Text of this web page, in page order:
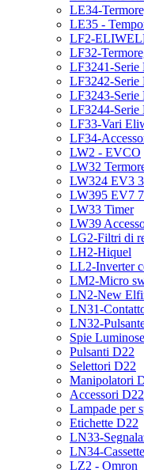
LE34-
LE35 -
LF2-
LF32-
LF3241-Serie
LF3242-
LF3243-
LF3244-Serie
LF33-Vari
LF34-
LW2 - EVCO
LW32
LW324 EV3
LW395 EV7
LW33 Timer
LW39
LG2-Filtri di
LH2-Hiquel
LL2-Inverter
LM2-Micro
LN2-New
LN31-
LN32-
Spie
Pulsanti D22
Selettori D22
Manipolatori
Accessori D22
Lampade per
Etichette D22
LN33-
LN34-Cassette
LZ2 - Omron